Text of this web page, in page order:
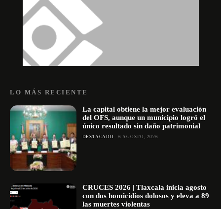
LO MÁS RECIENTE
La capital obtiene la mejor evaluación
del OFS, aunque un municipio logró el
único resultado sin daño patrimonial
DESTACADO 6 AGOSTO, 2026
CRUCES 2026 | Tlaxcala inicia agosto
con dos homicidios dolosos y eleva a 89
las muertes violentas